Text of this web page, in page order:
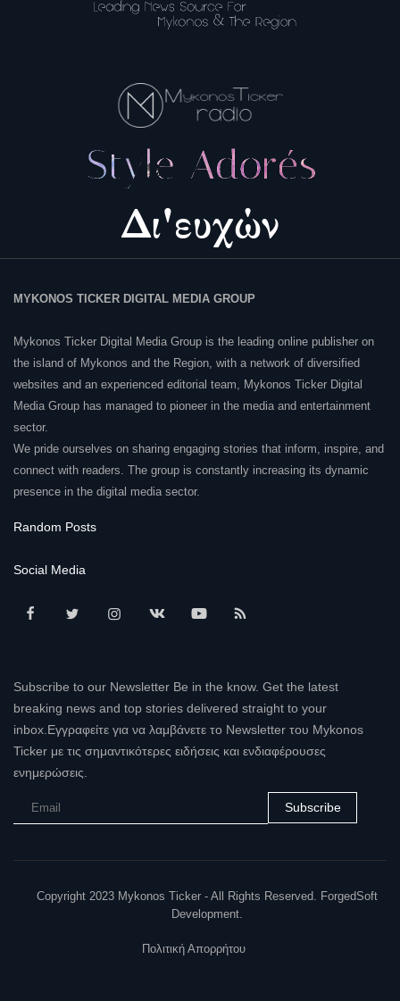
MYKONOS TICKER DIGITAL MEDIA GROUP
Mykonos Ticker Digital Media Group is the leading online publisher on
the island of Mykonos and the Region, with a network of diversified
websites and an experienced editorial team, Mykonos Ticker Digital
Media Group has managed to pioneer in the media and entertainment
sector.
We pride ourselves on sharing engaging stories that inform, inspire, and
connect with readers. The group is constantly increasing its dynamic
presence in the digital media sector.
Random Posts
Social Media
Subscribe to our Newsletter Be in the know. Get the latest
breaking news and top stories delivered straight to your
inbox.Εγγραφείτε για να λαμβάνετε το Newsletter του Mykonos
Ticker με τις σημαντικότερες ειδήσεις και ενδιαφέρουσες
ενημερώσεις.
Subscribe
Copyright 2023 Mykonos Ticker - All Rights Reserved. ForgedSoft
Development.
Πολιτική Απορρήτου